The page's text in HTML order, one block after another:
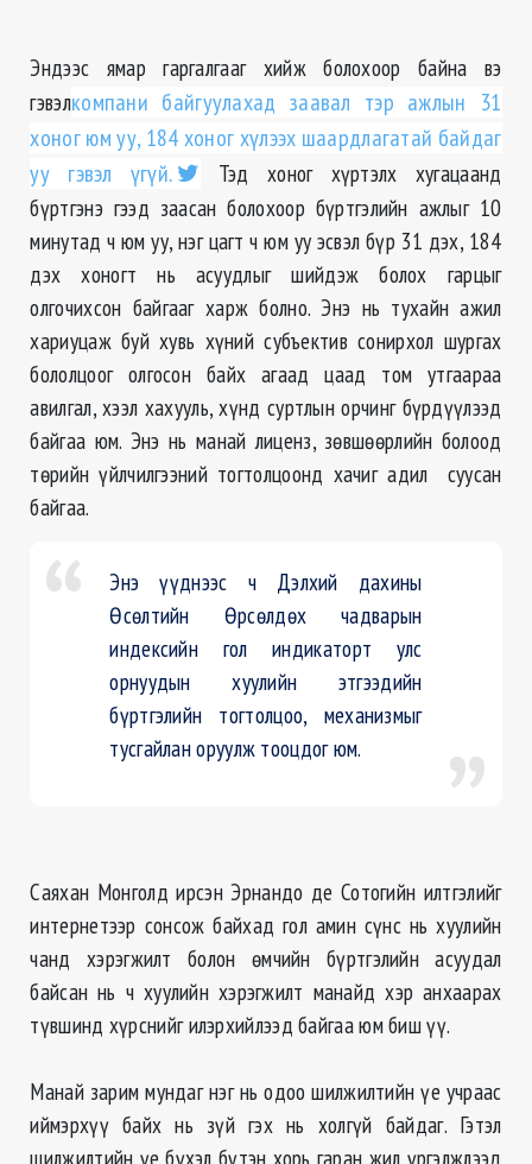
Эндээс ямар гаргалгааг хийж болохоор байна вэ
гэвэлкомпани байгуулахад заавал тэр ажлын 31
хоног юм уу, 184 хоног хүлээх шаардлагатай байдаг
уу гэвэл үгүй.
Тэд хоног хүртэлх хугацаанд
бүртгэнэ гээд заасан болохоор бүртгэлийн ажлыг 10
минутад ч юм уу, нэг цагт ч юм уу эсвэл бүр 31 дэх, 184
дэх хоногт нь асуудлыг шийдэж болох гарцыг
олгочихсон байгааг харж болно. Энэ нь тухайн ажил
хариуцаж буй хувь хүний субъектив сонирхол шургах
бололцоог олгосон байх агаад цаад том утгаараа
авилгал, хээл хахууль, хүнд суртлын орчинг бүрдүүлээд
байгаа юм. Энэ нь манай лиценз, зөвшөөрлийн болоод
төрийн үйлчилгээний тогтолцоонд хачиг адил суусан
байгаа.
Энэ үүднээс ч Дэлхий дахины
Өсөлтийн Өрсөлдөх чадварын
индексийн гол индикаторт улс
орнуудын хуулийн этгээдийн
бүртгэлийн тогтолцоо, механизмыг
тусгайлан оруулж тооцдог юм.
Саяхан Монголд ирсэн Эрнандо де Сотогийн илтгэлийг
интернетээр сонсож байхад гол амин сүнс нь хуулийн
чанд хэрэгжилт болон өмчийн бүртгэлийн асуудал
байсан нь ч хуулийн хэрэгжилт манайд хэр анхаарах
түвшинд хүрснийг илэрхийлээд байгаа юм биш үү.
Манай зарим мундаг нэг нь одоо шилжилтийн үе учраас
иймэрхүү байх нь зүй гэх нь холгүй байдаг. Гэтэл
шилжилтийн үе бүхэл бүтэн хорь гаран жил үргэлжлээд